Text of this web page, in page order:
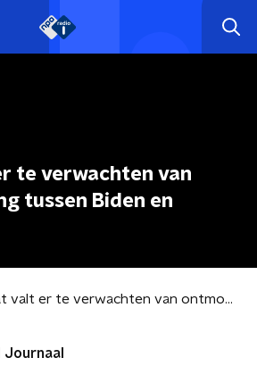
te verwachten van
tussen Biden en
Wat valt er te verwachten van ontmoeting tussen Biden en Poetin?
Journaal